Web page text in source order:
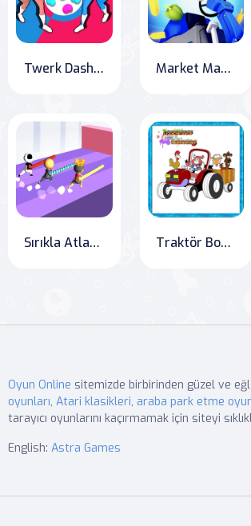
Twerk Dash: Show off Your Moves! Market Master: Raccoon Retail Edition
Sırıkla Atlama Traktör Boyama Sayfaları
Oyun Online sitemizde birbirinden güzel ve
oyunları, Atari klasikleri, araba park etme
tarayıcı oyunlarını kaçırmamak için siteyi
English: Astra Games